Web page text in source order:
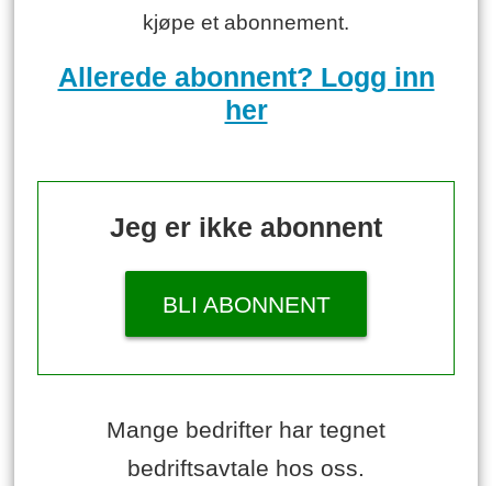
kjøpe et abonnement.
Allerede abonnent? Logg inn
her
Jeg er ikke abonnent
BLI ABONNENT
Mange bedrifter har tegnet
bedriftsavtale hos oss.